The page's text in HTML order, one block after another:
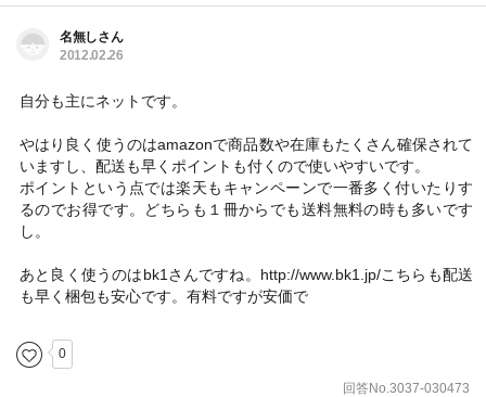
名無しさん
2012.02.26
自分も主にネットです。
やはり良く使うのはamazonで商品数や在庫もたくさん確保されて
いますし、配送も早くポイントも付くので使いやすいです。
ポイントという点では楽天もキャンペーンで一番多く付いたりす
るのでお得です。どちらも１冊からでも送料無料の時も多いです
し。
あと良く使うのはbk1さんですね。http://www.bk1.jp/こちらも配送
も早く梱包も安心です。有料ですが安価で
0
回答No.3037-030473